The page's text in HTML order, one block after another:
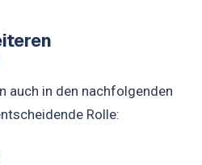
auch in den nachfolgenden
Rolle: